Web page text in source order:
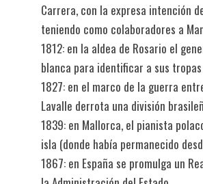
Carrera, con la expresa intención
teniendo como colaboradores a
1812: en la aldea de Rosario el
blanca para identificar a sus
1827: en el marco de la guerra
Lavalle derrota una división
1839: en Mallorca, el pianista
isla (donde había permanecido
1867: en España se promulga un